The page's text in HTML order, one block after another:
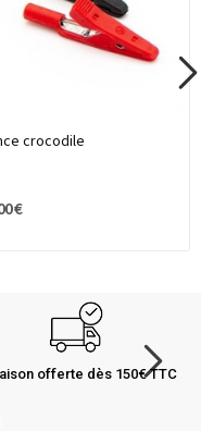
crocodile
€
offerte dès 150€ TTC